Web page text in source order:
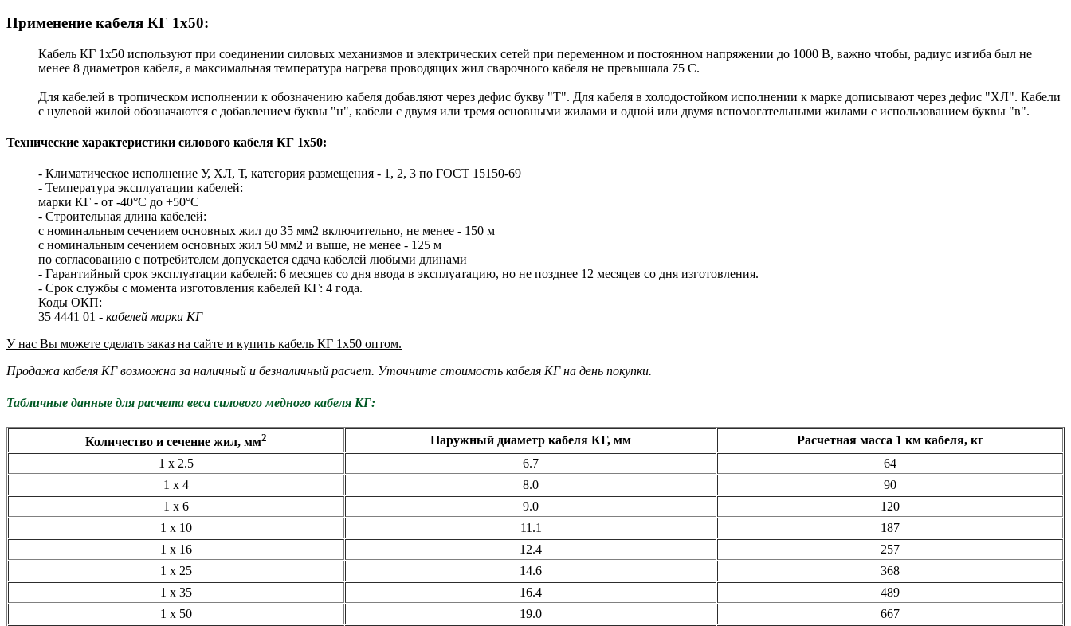
Применение кабеля КГ 1х50:
Кабель КГ 1х50 используют при соединении силовых механизмов и электрических сетей при переменном и постоянном напряжении до 1000 В, важно чтобы, радиус изгиба был не
менее 8 диаметров кабеля, а максимальная температура нагрева проводящих жил сварочного кабеля не превышала 75 С.
Для кабелей в тропическом исполнении к обозначению кабеля добавляют через дефис букву "Т". Для кабеля в холодостойком исполнении к марке дописывают через дефис "ХЛ". Кабели
с нулевой жилой обозначаются с добавлением буквы "н", кабели с двумя или тремя основными жилами и одной или двумя вспомогательными жилами с использованием буквы "в".
Технические характеристики силового кабеля КГ 1х50:
- Климатическое исполнение У, ХЛ, Т, категория размещения - 1, 2, 3 по ГОСТ 15150-69
- Температура эксплуатации кабелей:
марки КГ - от -40°С до +50°С
- Строительная длина кабелей:
с номинальным сечением основных жил до 35 мм2 включительно, не менее - 150 м
с номинальным сечением основных жил 50 мм2 и выше, не менее - 125 м
по согласованию с потребителем допускается сдача кабелей любыми длинами
- Гарантийный срок эксплуатации кабелей: 6 месяцев со дня ввода в эксплуатацию, но не позднее 12 месяцев со дня изготовления.
- Срок службы с момента изготовления кабелей КГ: 4 года.
Коды ОКП:
35 4441 01 - кабелей марки КГ
У нас Вы можете сделать заказ на сайте и купить кабель КГ 1х50 оптом.
Продажа кабеля КГ возможна за наличный и безналичный расчет. Уточните стоимость кабеля КГ на день покупки.
Табличные данные для расчета веса силового медного кабеля КГ:
Количество и сечение жил, мм2 Наружный диаметр кабеля КГ, мм
Расчетная масса 1 км кабеля, кг
1 x 2.5
6.7
64
1 x 4
8.0
90
1 x 6
9.0
120
1 x 10
11.1
187
1 x 16
12.4
257
1 x 25
14.6
368
1 x 35
16.4
489
1 x 50
19.0 667